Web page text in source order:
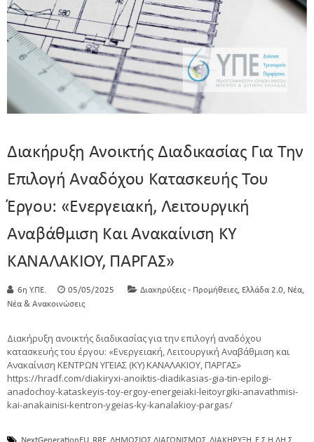
Διακήρυξη Ανοικτής Διαδικασίας Για Την
Επιλογή Αναδόχου Κατασκευής Του
Έργου: «Ενεργειακή, Λειτουργική
Αναβάθμιση Και Ανακαίνιση ΚΥ
KANΑΛΑΚΙΟΥ, ΠΑΡΓΑΣ»
6η Υ.ΠΕ. 05/05/2025 Διακηρύξεις - Προμήθειες, Ελλάδα 2.0, Νέα,
Νέα & Ανακοινώσεις
Διακήρυξη ανοικτής διαδικασίας για την επιλογή αναδόχου
κατασκευής του έργου: «Ενεργειακή, Λειτουργική Αναβάθμιση και
Ανακαίνιση ΚΕΝΤΡΩΝ ΥΓΕΙΑΣ (ΚΥ) KANΑΛΑΚΙΟΥ, ΠΑΡΓΑΣ»
https://hradf.com/diakiryxi-anoiktis-diadikasias-gia-tin-epilogi-
anadochoy-kataskeyis-toy-ergoy-energeiaki-leitoyrgiki-anavathmisi-
kai-anakainisi-kentron-ygeias-ky-kanalakioy-pargas/
NextGenerationEU RRF ΔΗΜΟΣΙΟΣ ΔΙΑΓΩΝΙΣΜΟΣ ΔΙΑΚΗΡΥΞΗ Ε.Σ.Η.ΔΗ.Σ